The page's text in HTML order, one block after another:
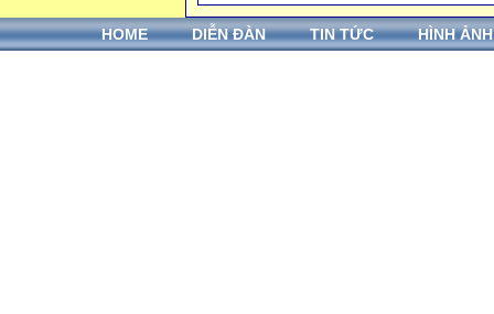
HOME DIỄN ĐÀN TIN TỨC HÌNH ẢNH